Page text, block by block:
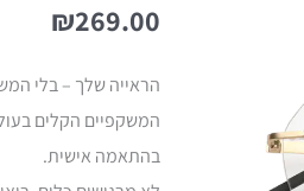
₪269.00
הראייה שלך – בלי
המשקפיים הקלים
בהתאמה אישית.